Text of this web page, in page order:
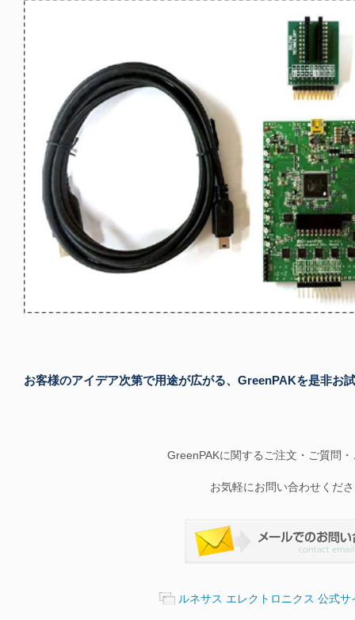
お客様のアイデア次第で用途が広がる、GreenPAKを是非お
GreenPAKに関するご注文・ご質問
お気軽にお問い合わせくだ
ルネサス エレクトロニクス 公式サ